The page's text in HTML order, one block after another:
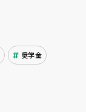
奨学金